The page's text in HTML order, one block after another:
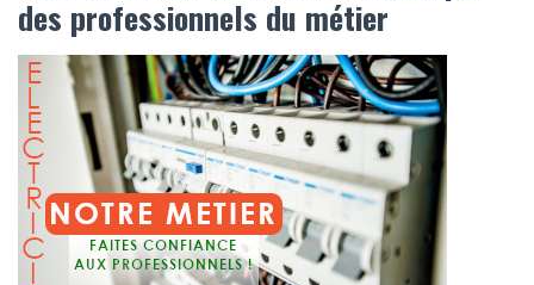
des professionnels du métier